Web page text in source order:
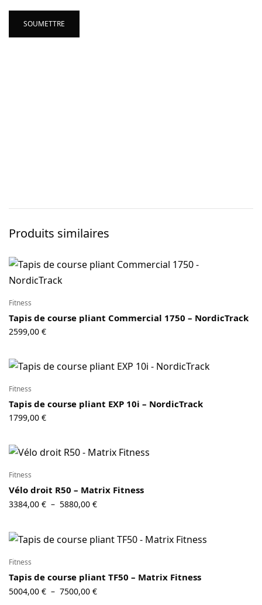
Produits similaires
Fitness
Tapis de course pliant Commercial 1750 – NordicTrack
2599,00 €
Fitness
Tapis de course pliant EXP 10i – NordicTrack
1799,00 €
Fitness
Vélo droit R50 – Matrix Fitness
3384,00 € – 5880,00 €Plage de
à
Fitness
Tapis de course pliant TF50 – Matrix Fitness
5004,00 € – 7500,00 €Plage de